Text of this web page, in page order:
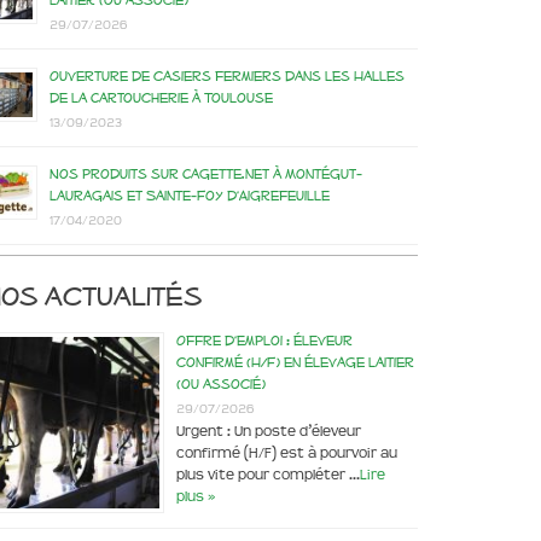
29/07/2026
Ouverture de casiers fermiers dans les Halles
de la Cartoucherie à Toulouse
13/09/2023
Nos produits sur Cagette.net à Montégut-
Lauragais et Sainte-Foy d’Aigrefeuille
17/04/2020
actualités
Offre d’emploi : éleveur
confirmé (H/F) en élevage laitier
(ou associé)
29/07/2026
Urgent : Un poste d’éleveur
confirmé (H/F) est à pourvoir au
plus vite pour compléter …Lire
plus »